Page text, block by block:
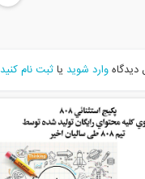
آمادگی آزمون بین المللی FE و PE قسمت...
دیدگاهوارد شوید یاثبت نام کنید